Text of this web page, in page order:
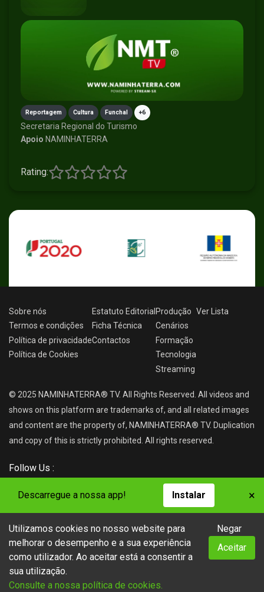
Reportagem Cultura Funchal +6
Secretaria Regional do Turismo
Apoio NAMINHATERRA
Rating:
Utilizamos cookies no nosso website para
melhorar o desempenho e a sua experiência
como utilizador. Ao aceitar está a consentir a
sua utilização.
Consulte a nossa política de cookies.
Negar
Aceitar
Sobre nós
Termos e condições
Política de privacidade
Política de Cookies
Estatuto Editorial
Ficha Técnica
Contactos
Produção
Cenários
Formação
Tecnologia
Streaming
Ver Lista
© 2025 NAMINHATERRA® TV. All Rights Reserved. All videos and
shows on this platform are trademarks of, and all related images
and content are the property of, NAMINHATERRA® TV. Duplication
and copy of this is strictly prohibited. All rights reserved.
Follow Us :
NAMINHATERRA® TV
Descarregue a nossa app! Instalar ×